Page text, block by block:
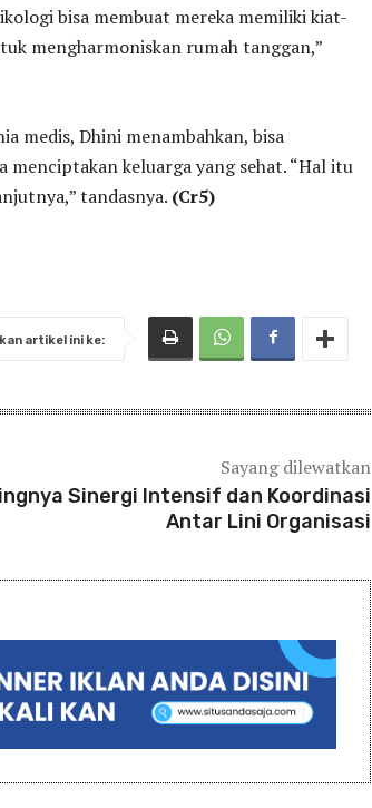
bisa membuat mereka memiliki kiat-
mengharmoniskan rumah tanggan,”
medis, Dhini menambahkan, bisa
menciptakan keluarga yang sehat. “Hal itu
tandasnya. (Cr5)
artikel ini ke:
Sayang dilewatkan
Sinergi Intensif dan Koordinasi
Antar Lini Organisasi